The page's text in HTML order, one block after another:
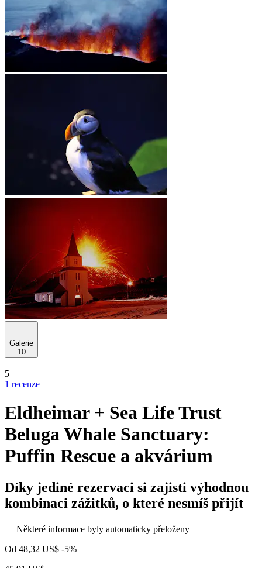
Galerie
10
5
1 recenze
Eldheimar + Sea Life Trust
Beluga Whale Sanctuary:
Puffin Rescue a akvárium
Díky jediné rezervaci si zajisti výhodnou
kombinaci zážitků, o které nesmíš přijít
Některé informace byly automaticky přeloženy
Od 48,32 US$ -5%